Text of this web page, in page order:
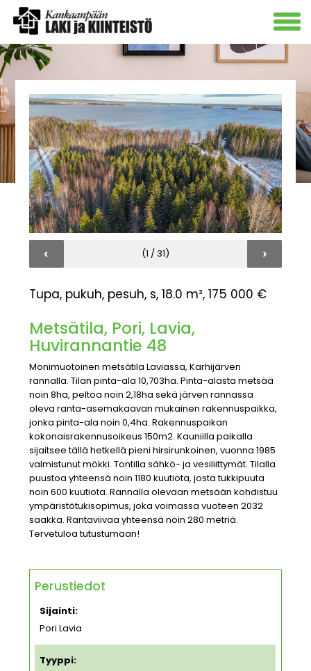
‹ (1 / 31) ›
Tupa, pukuh, pesuh, s, 18.0 m², 175 000 €
Metsätila, Pori, Lavia,
Huvirannantie 48
Monimuotoinen metsätila Laviassa, Karhijärven
rannalla. Tilan pinta-ala 10,703ha. Pinta-alasta metsää
noin 8ha, peltoa noin 2,18ha sekä järven rannassa
oleva ranta-asemakaavan mukainen rakennuspaikka,
jonka pinta-ala noin 0,4ha. Rakennuspaikan
kokonaisrakennusoikeus 150m2. Kauniilla paikalla
sijaitsee tällä hetkellä pieni hirsirunkoinen, vuonna 1985
valmistunut mökki. Tontilla sähkö- ja vesiliittymät. Tilalla
puustoa yhteensä noin 1180 kuutiota, josta tukkipuuta
noin 600 kuutiota. Rannalla olevaan metsään kohdistuu
ympäristötukisopimus, joka voimassa vuoteen 2032
saakka. Rantaviivaa yhteensä noin 280 metriä.
Tervetuloa tutustumaan!
Perustiedot
Sijainti:
Pori Lavia
Tyyppi: